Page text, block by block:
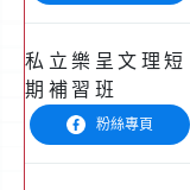
私立樂呈文理短
期補習班
粉絲專頁